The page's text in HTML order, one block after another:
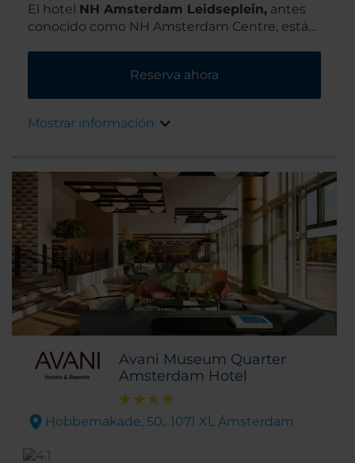
El hotel NH Amsterdam Leidseplein, antes
conocido como NH Amsterdam Centre, está
el precioso barrio de los museos es ideal ya
que el Museo Van Gogh está a un corto paseo.
hotel encontrarás tiendas, cafeterías y
Reserva ahora
Mostrar información
Avani Museum Quarter
Amsterdam Hotel
Hobbemakade, 50,. 1071 XL Ámsterdam